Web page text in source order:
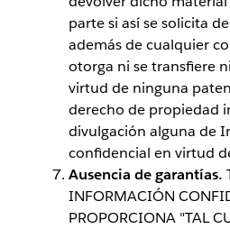
parte si así se solicita
además de cualquier
otorga ni se transfiere
virtud de ninguna
derecho de propiedad
divulgación alguna de
confidencial en virtud
Ausencia de garantías.
INFORMACIÓN
PROPORCIONA "TAL